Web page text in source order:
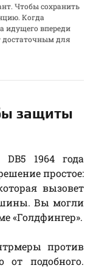
Чтобы сохранить
Когда
идущего впереди
достаточным для
защиты
1964 года
простое:
вызовет
Вы могли
«Голдфингер».
против
от подобного.